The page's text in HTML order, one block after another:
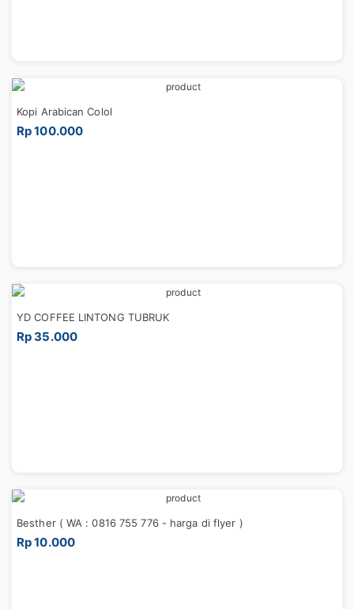
Kopi Arabican Colol
Rp 100.000
YD COFFEE LINTONG TUBRUK
Rp 35.000
Besther ( WA : 0816 755 776 - harga di flyer )
Rp 10.000